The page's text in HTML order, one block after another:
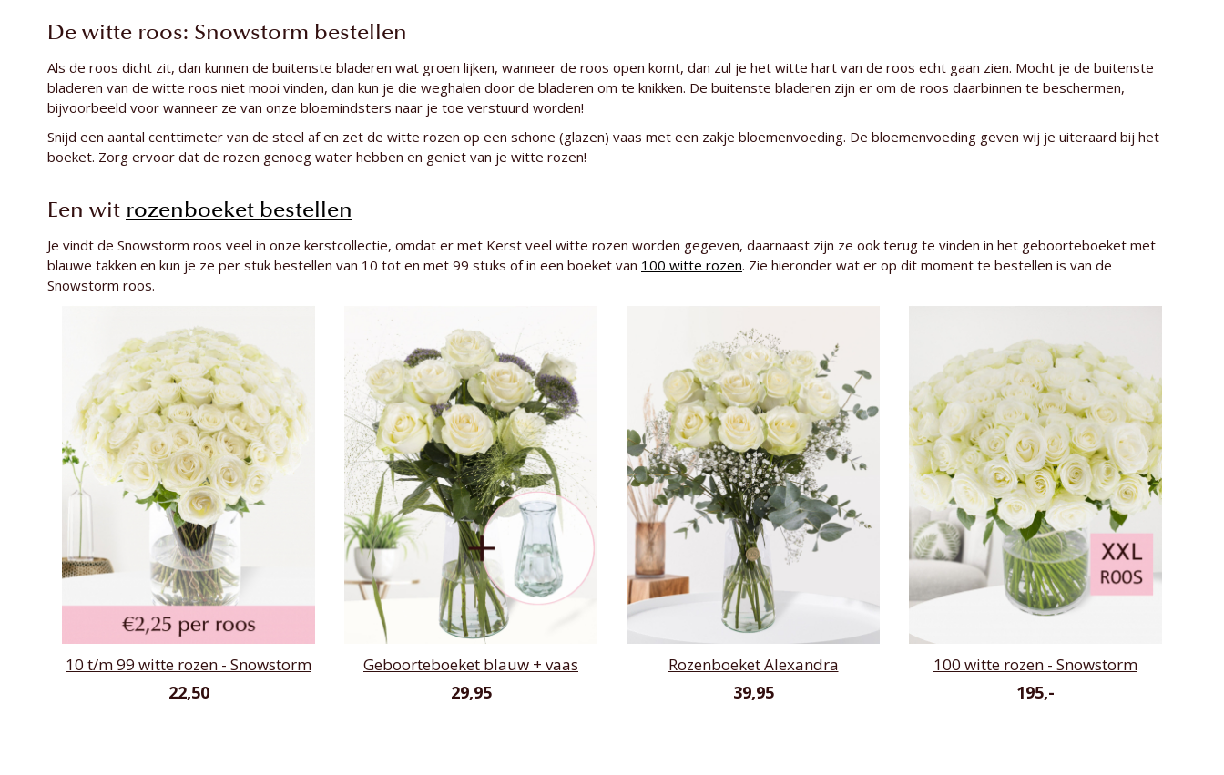
De witte roos: Snowstorm bestellen
Als de roos dicht zit, dan kunnen de buitenste bladeren wat groen lijken, wanneer de roos open komt, dan zul je het witte hart van de roos echt gaan zien. Mocht je de buitenste
bladeren van de witte roos niet mooi vinden, dan kun je die weghalen door de bladeren om te knikken. De buitenste bladeren zijn er om de roos daarbinnen te beschermen,
bijvoorbeeld voor wanneer ze van onze bloemindsters naar je toe verstuurd worden!
Snijd een aantal centtimeter van de steel af en zet de witte rozen op een schone (glazen) vaas met een zakje bloemenvoeding. De bloemenvoeding geven wij je uiteraard bij het
boeket. Zorg ervoor dat de rozen genoeg water hebben en geniet van je witte rozen!
Een wit rozenboeket bestellen
Je vindt de Snowstorm roos veel in onze kerstcollectie, omdat er met Kerst veel witte rozen worden gegeven, daarnaast zijn ze ook terug te vinden in het geboorteboeket met
blauwe takken en kun je ze per stuk bestellen van 10 tot en met 99 stuks of in een boeket van 100 witte rozen. Zie hieronder wat er op dit moment te bestellen is van de
Snowstorm roos.
10 t/m 99 witte rozen - Snowstorm
22,50
Geboorteboeket blauw + vaas
29,95
Rozenboeket Alexandra
39,95
100 witte rozen - Snowstorm
195,-